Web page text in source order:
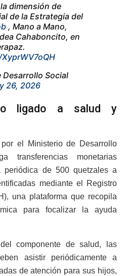
dimensión de
de la Estrategia del
, Mano a Mano,
Cahaboncito, en
Social
26, 2026
ligado a salud y
el Ministerio de Desarrollo
transferencias monetarias
periódica de 500 quetzales a
mediante el Registro
una plataforma que recopila
para focalizar la ayuda
componente de salud, las
asistir periódicamente a
de atención para sus hijos,